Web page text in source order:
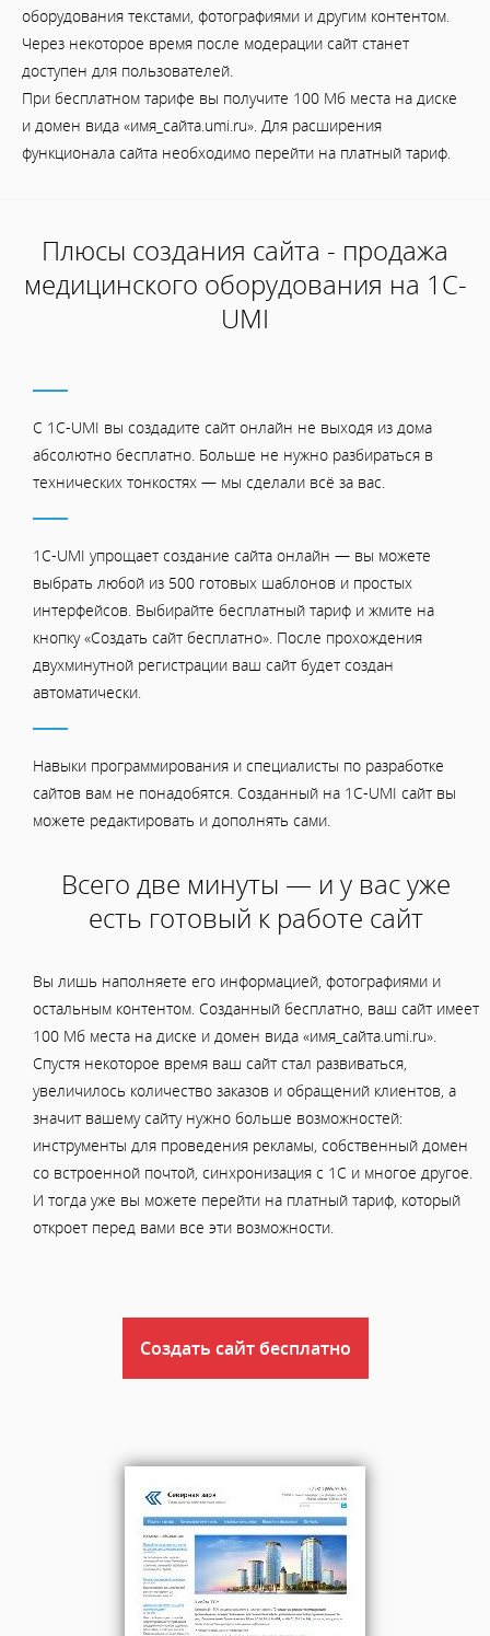
оборудования текстами, фотографиями и другим контентом.
Через некоторое время после модерации сайт станет
доступен для пользователей.
При бесплатном тарифе вы получите 100 Мб места на диске
и домен вида «имя_сайта.umi.ru». Для расширения
функционала сайта необходимо перейти на платный тариф.
Плюсы создания сайта - продажа
медицинского оборудования на 1С-
UMI
С 1C-UMI вы создадите сайт онлайн не выходя из дома
абсолютно бесплатно. Больше не нужно разбираться в
технических тонкостях — мы сделали всё за вас.
1C-UMI упрощает создание сайта онлайн — вы можете
выбрать любой из 500 готовых шаблонов и простых
интерфейсов. Выбирайте бесплатный тариф и жмите на
кнопку «Создать сайт бесплатно». После прохождения
двухминутной регистрации ваш сайт будет создан
автоматически.
Навыки программирования и специалисты по разработке
сайтов вам не понадобятся. Созданный на 1C-UMI сайт вы
можете редактировать и дополнять сами.
Всего две минуты — и у вас уже
есть готовый к работе сайт
Вы лишь наполняете его информацией, фотографиями и
остальным контентом. Созданный бесплатно, ваш сайт имеет
100 Мб места на диске и домен вида «имя_сайта.umi.ru».
Спустя некоторое время ваш сайт стал развиваться,
увеличилось количество заказов и обращений клиентов, а
значит вашему сайту нужно больше возможностей:
инструменты для проведения рекламы, собственный домен
со встроенной почтой, синхронизация с 1С и многое другое.
И тогда уже вы можете перейти на платный тариф, который
откроет перед вами все эти возможности.
Создать сайт бесплатно